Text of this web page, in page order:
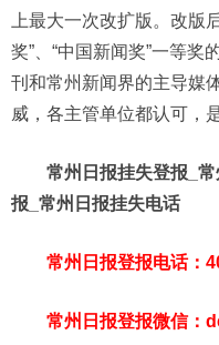
上最大一次改扩版。改版
奖”、“中国新闻奖”一等
刊和常州新闻界的主导媒
威，各主管单位都认可，
常州日报挂失登报_
报_常州日报挂失电话
常州日报登报电话
常州日报登报微信：